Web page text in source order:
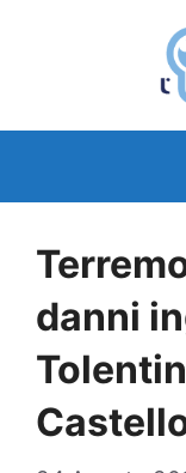
danni